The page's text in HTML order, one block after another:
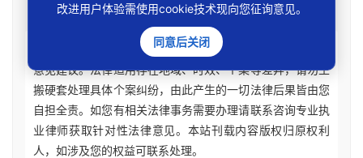
免责声明
本站所刊资讯仅为学术观点交流，不构成任何形式法律
意见建议。法律适用存在地域、时效、个案等差异，请勿生
搬硬套处理具体个案纠纷，由此产生的一切法律后果皆由您
自担全责。如您有相关法律事务需要办理请联系咨询专业执
业律师获取针对性法律意见。本站刊载内容版权归原权利
人，如涉及您的权益可联系处理。
改进用户体验需使用cookie技术现向您征询意见。
同意后关闭